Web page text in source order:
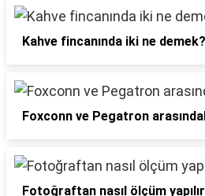
Kahve fincanında iki ne demek?
Foxconn ve Pegatron
Fotoğraftan nasıl ölçüm